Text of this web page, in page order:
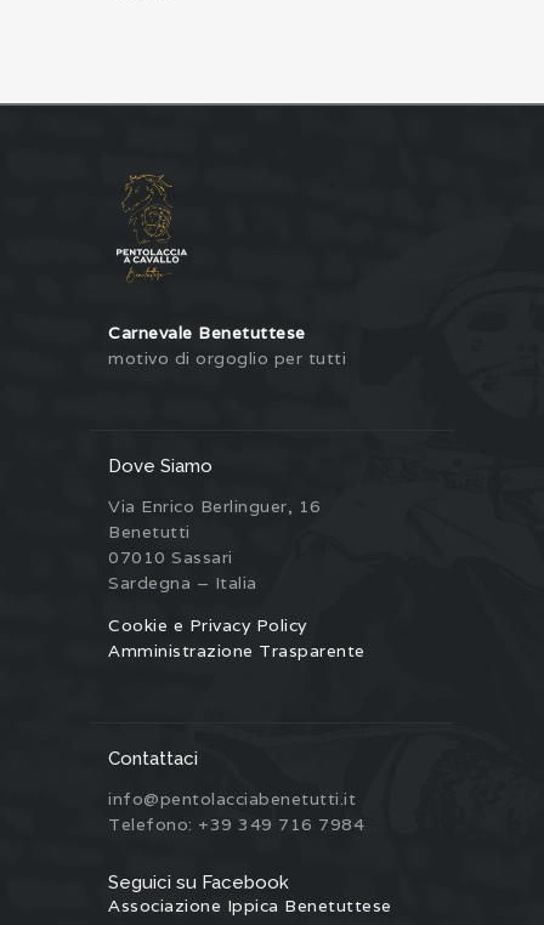
Carnevale Benetuttese
motivo di orgoglio per tutti
Dove Siamo
Via Enrico Berlinguer, 16
Benetutti
07010 Sassari
Sardegna – Italia
Cookie e Privacy Policy
Amministrazione Trasparente
Contattaci
info@pentolacciabenetutti.it
Telefono: +39 349 716 7984
Seguici su Facebook
Associazione Ippica Benetuttese